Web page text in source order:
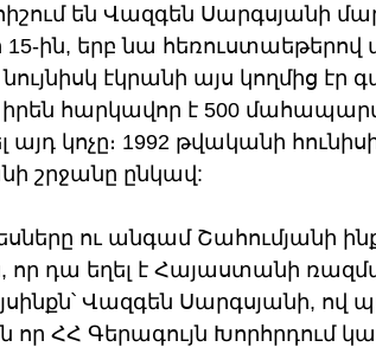
են Վազգեն Սարգսյանի
15-ին, երբ նա
էկրանի այս կողմից էր
իրեն հարկավոր է 500
այդ կոչը։ 1992 թվականի
շրջանը ընկավ:
ու անգամ Շահումյանի
որ դա եղել է Հայաստանի
Վազգեն Սարգսյանի,
որ ՀՀ Գերագույն Խորհրդում